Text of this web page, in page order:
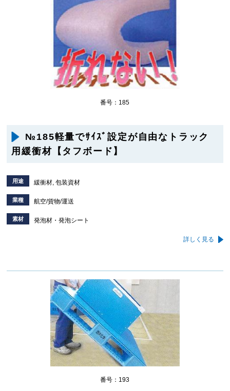
番号：185
№185軽量でｻｲｽﾞ設定が自由なトラック
用緩衝材【タフボード】
用途 緩衝材, 包装資材
業種 航空/貨物/運送
素材 発泡材・発泡シート
詳しく見る
番号：193